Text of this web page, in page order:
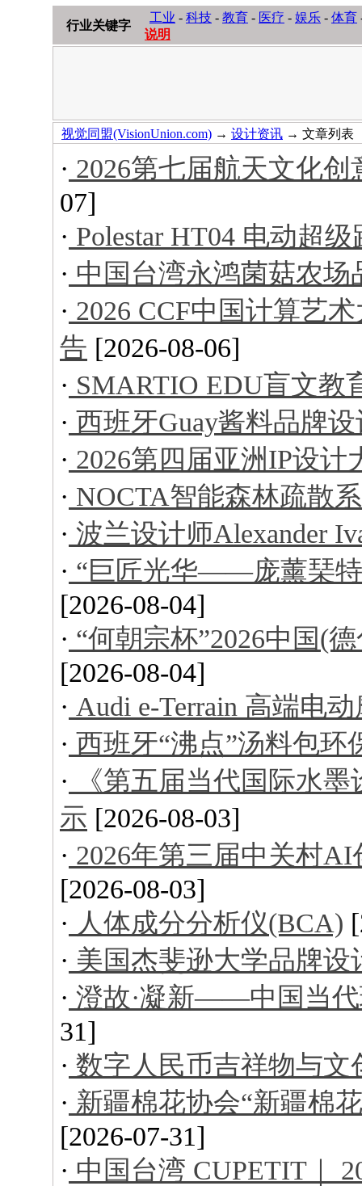
行业关键字
工业 - 科技 - 教育 - 医疗 - 娱乐 - 体育
说明
视觉同盟(VisionUnion.com) → 设计资讯 → 文章列表
· 2026第七届航天文化
07]
· Polestar HT04 电动超级
· 中国台湾永鸿菌菇农场
· 2026 CCF中国计算艺
告 [2026-08-06]
· SMARTIO EDU盲文教
· 西班牙Guay酱料品牌设
· 2026第四届亚洲IP设计
· NOCTA智能森林疏散
· 波兰设计师Alexander
· “巨匠光华——庞薰琹特
[2026-08-04]
· “何朝宗杯”2026中国(
[2026-08-04]
· Audi e-Terrain 高端电
· 西班牙“沸点”汤料包环
· 《第五届当代国际水
示 [2026-08-03]
· 2026年第三届中关村
[2026-08-03]
· 人体成分分析仪(BCA)
· 美国杰斐逊大学品牌设
· 澄故·凝新——中国当
31]
· 数字人民币吉祥物与文
· 新疆棉花协会“新疆棉
[2026-07-31]
· 中国台湾 CUPETIT｜